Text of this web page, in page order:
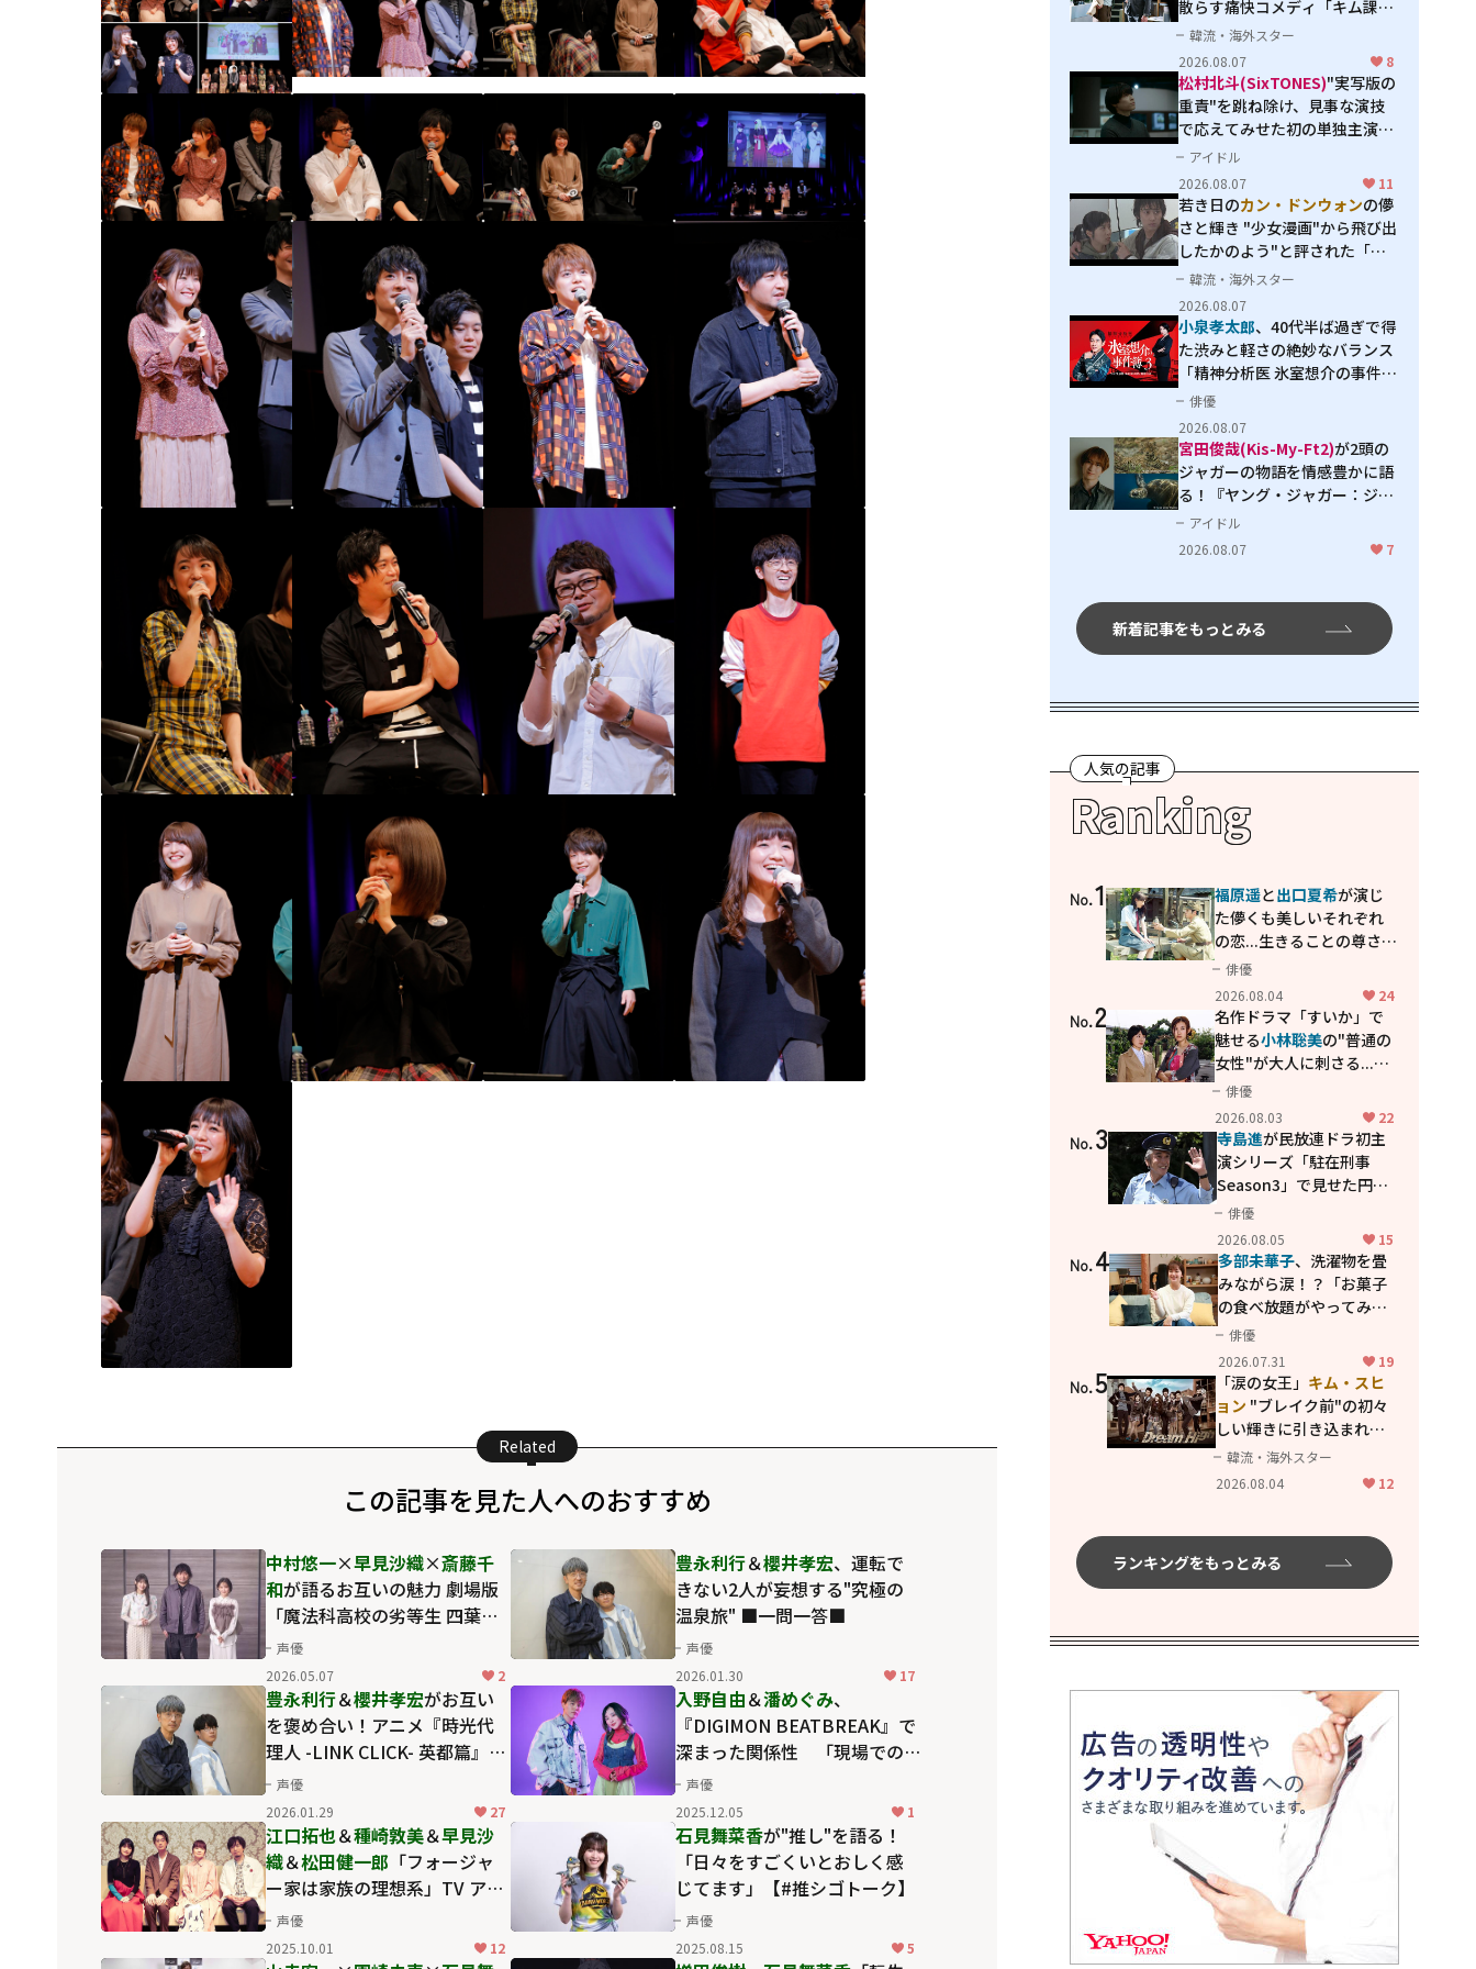
Related
この記事を見た人へのおすすめ
中村悠一×早見沙織×斎藤千
和が語るお互いの魅力 劇場版
「魔法科高校の劣等生 四葉継
承編」で確かめた信頼
声優
2026.05.07
2
豊永利行＆櫻井孝宏、運転で
きない2人が妄想する"究極の
温泉旅" ■一問一答■
声優
2026.01.30
17
豊永利行＆櫻井孝宏がお互い
を褒め合い！アニメ『時光代
理人 -LINK CLICK- 英都篇』イ
ンタビュー
声優
2026.01.29
27
入野自由＆潘めぐみ、
『DIGIMON BEATBREAK』で
深まった関係性 「現場での
安心感が本当にすごいです」
声優
2025.12.05
1
江口拓也＆種崎敦美＆早見沙
織＆松田健一郎 「フォージャ
ー家は家族の理想系」TV アニ
メ『SPY×FAMILY』Season 3
声優
2025.10.01
12
石見舞菜香が"推し"を語る！
「日々をすごくいとおしく感
じてます」【#推シゴトーク】
声優
2025.08.15
5
散らす痛快コメディ「キム課長
とソ理事～Bravo! Your Life
～」
韓流・海外スター
2026.08.07
8
松村北斗(SixTONES)"実写版の
重責"を跳ね除け、見事な演技
で応えてみせた初の単独主演映
画「秒速5センチメートル」
アイドル
2026.08.07
11
若き日のカン・ドンウォンの儚
さと輝き "少女漫画"から飛び出
したかのよう"と評された「オ
オカミの誘惑」
韓流・海外スター
2026.08.07
小泉孝太郎、40代半ば過ぎで得
た渋みと軽さの絶妙なバランス
「精神分析医 氷室想介の事件簿
３」で見せる進化
俳優
2026.08.07
宮田俊哉(Kis-My-Ft2)が2頭の
ジャガーの物語を情感豊かに語
る！『ヤング・ジャガー：ジャ
ングル王への道』『ジャガーと
ウミガメの物語：熱帯林の守護
アイドル
2026.08.07
7
新着記事をもっとみる
人気の記事
Ranking
No.1 福原遥と出口夏希が演じ
た儚くも美しいそれぞれ
の恋...生きることの尊さを
教えてくれた映画「あの
花が咲く丘で、君とまた出
会えたら。」
俳優
2026.08.04
24
No.2
名作ドラマ「すいか」で
魅せる小林聡美の"普通の
女性"が大人に刺さる...映
画「かもめ食堂」にも通
じる静かな芝居
俳優
2026.08.03
22
No.3 寺島進が民放連ドラ初主
演シリーズ「駐在刑事
Season3」で見せた円熟
の演技
俳優
2026.08.05
15
No.4 多部未華子、洗濯物を畳
みながら涙！？「お菓子
の食べ放題がやってみた
い」ハンディファン4台の
暑さ対策も明かす
俳優
2026.07.31
19
No.5 「涙の女王」 キム・スヒ
ョン "ブレイク前"の初々
しい輝きに引き込まれ
る...2PM テギョン
共演の青春名作「ドリー
韓流・海外スター
2026.08.04
12
ランキングをもっとみる